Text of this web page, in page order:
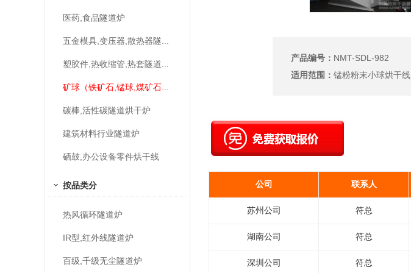
医药,食品隧道炉
五金模具,变压器,散热器隧...
塑胶件,热收缩管,热套隧道...
矿球（铁矿石,锰球,煤矿石...
碳棒,活性碳隧道烘干炉
建筑材料行业隧道炉
硒鼓,办公设备零件烘干线
按品类分
热风循环隧道炉
IR型,红外线隧道炉
百级,千级无尘隧道炉
产品编号： NMT-SDL-982
适用范围： 锰粉粉末小球烘干线
公司 联系人
苏州公司 符总
湖南公司 符总
深圳公司 符总